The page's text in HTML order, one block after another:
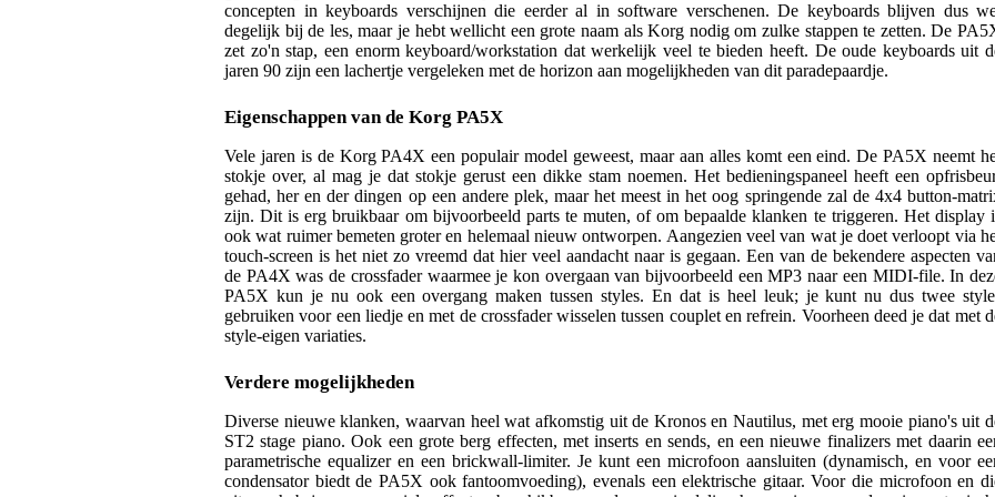
concepten in keyboards verschijnen die eerder al in software verschenen. De keyboards blijven dus
degelijk bij de les, maar je hebt wellicht een grote naam als Korg nodig om zulke stappen te zetten. De
zet zo'n stap, een enorm keyboard/workstation dat werkelijk veel te bieden heeft. De oude keyboards uit
jaren 90 zijn een lachertje vergeleken met de horizon aan mogelijkheden van dit paradepaardje.
Eigenschappen van de Korg PA5X
Vele jaren is de Korg PA4X een populair model geweest, maar aan alles komt een eind. De PA5X neemt
stokje over, al mag je dat stokje gerust een dikke stam noemen. Het bedieningspaneel heeft een
gehad, her en der dingen op een andere plek, maar het meest in het oog springende zal de 4x4 button-
zijn. Dit is erg bruikbaar om bijvoorbeeld parts te muten, of om bepaalde klanken te triggeren. Het display
ook wat ruimer bemeten groter en helemaal nieuw ontworpen. Aangezien veel van wat je doet verloopt via
touch-screen is het niet zo vreemd dat hier veel aandacht naar is gegaan. Een van de bekendere aspecten
de PA4X was de crossfader waarmee je kon overgaan van bijvoorbeeld een MP3 naar een MIDI-file. In
PA5X kun je nu ook een overgang maken tussen styles. En dat is heel leuk; je kunt nu dus twee
gebruiken voor een liedje en met de crossfader wisselen tussen couplet en refrein. Voorheen deed je dat met
style-eigen variaties.
Verdere mogelijkheden
Diverse nieuwe klanken, waarvan heel wat afkomstig uit de Kronos en Nautilus, met erg mooie piano's uit
ST2 stage piano. Ook een grote berg effecten, met inserts en sends, en een nieuwe finalizers met daarin
parametrische equalizer en een brickwall-limiter. Je kunt een microfoon aansluiten (dynamisch, en voor
condensator biedt de PA5X ook fantoomvoeding), evenals een elektrische gitaar. Voor die microfoon en